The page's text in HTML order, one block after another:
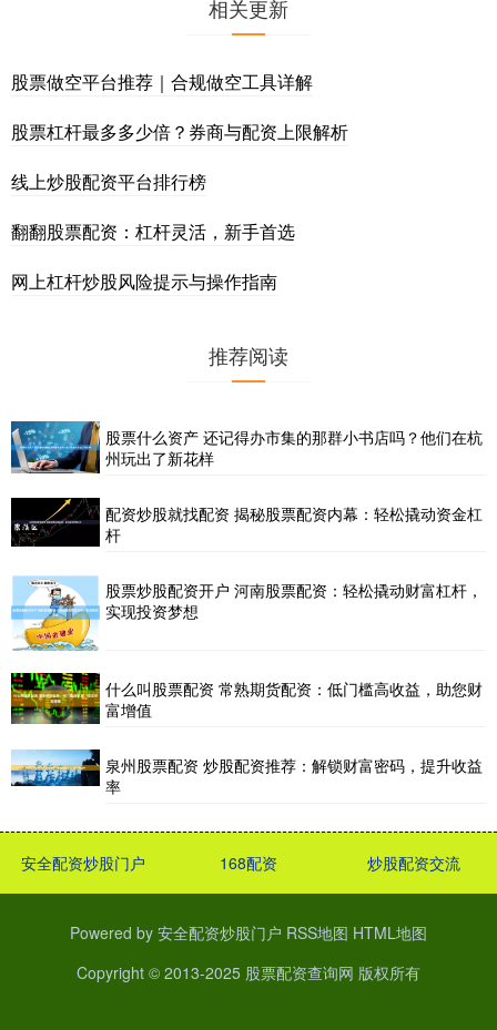
相关更新
股票做空平台推荐｜合规做空工具详解
股票杠杆最多多少倍？券商与配资上限解析
线上炒股配资平台排行榜
翻翻股票配资：杠杆灵活，新手首选
网上杠杆炒股风险提示与操作指南
推荐阅读
股票什么资产 还记得办市集的那群小书店吗？他们在杭
州玩出了新花样
配资炒股就找配资 揭秘股票配资内幕：轻松撬动资金杠
杆
股票炒股配资开户 河南股票配资：轻松撬动财富杠杆，
实现投资梦想
什么叫股票配资 常熟期货配资：低门槛高收益，助您财
富增值
泉州股票配资 炒股配资推荐：解锁财富密码，提升收益
率
安全配资炒股门户 168配资 炒股配资交流
Powered by 安全配资炒股门户 RSS地图 HTML地图
Copyright © 2013-2025 股票配资查询网 版权所有